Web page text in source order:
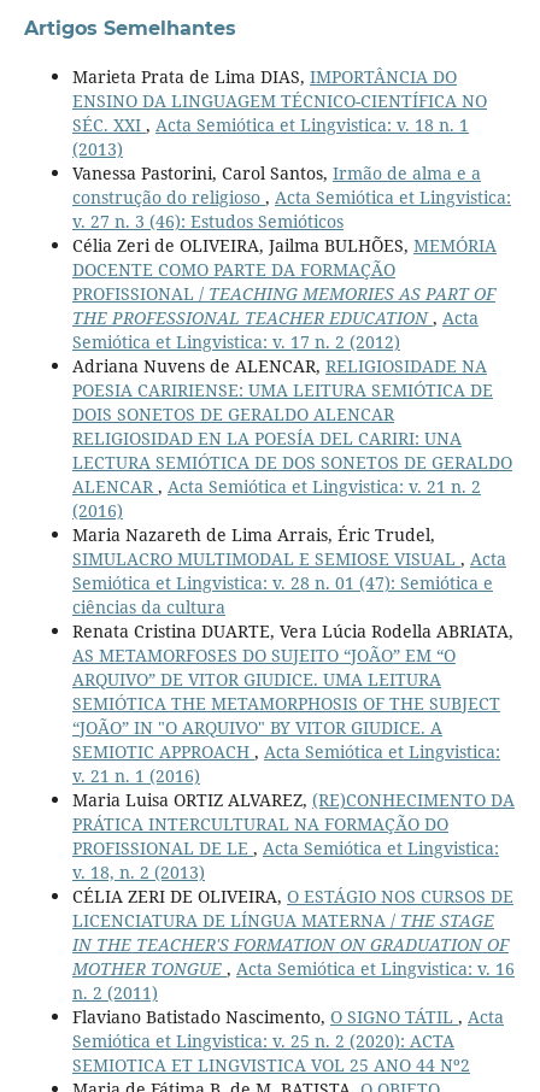
Artigos Semelhantes
Marieta Prata de Lima DIAS, IMPORTÂNCIA DO
ENSINO DA LINGUAGEM TÉCNICO-CIENTÍFICA NO
SÉC. XXI , Acta Semiótica et Lingvistica: v. 18 n. 1
(2013)
Vanessa Pastorini, Carol Santos, Irmão de alma e a
construção do religioso , Acta Semiótica et Lingvistica:
v. 27 n. 3 (46): Estudos Semióticos
Célia Zeri de OLIVEIRA, Jailma BULHÕES, MEMÓRIA
DOCENTE COMO PARTE DA FORMAÇÃO
PROFISSIONAL / TEACHING MEMORIES AS PART OF
THE PROFESSIONAL TEACHER EDUCATION , Acta
Semiótica et Lingvistica: v. 17 n. 2 (2012)
Adriana Nuvens de ALENCAR, RELIGIOSIDADE NA
POESIA CARIRIENSE: UMA LEITURA SEMIÓTICA DE
DOIS SONETOS DE GERALDO ALENCAR
RELIGIOSIDAD EN LA POESÍA DEL CARIRI: UNA
LECTURA SEMIÓTICA DE DOS SONETOS DE GERALDO
ALENCAR, Acta Semiótica et Lingvistica: v. 21 n. 2
(2016)
Maria Nazareth de Lima Arrais, Éric Trudel,
SIMULACRO MULTIMODAL E SEMIOSE VISUAL , Acta
Semiótica et Lingvistica: v. 28 n. 01 (47): Semiótica e
ciências da cultura
Renata Cristina DUARTE, Vera Lúcia Rodella ABRIATA,
AS METAMORFOSES DO SUJEITO “JOÃO” EM “O
ARQUIVO” DE VITOR GIUDICE. UMA LEITURA
SEMIÓTICA THE METAMORPHOSIS OF THE SUBJECT
“JOÃO” IN "O ARQUIVO" BY VITOR GIUDICE. A
SEMIOTIC APPROACH , Acta Semiótica et Lingvistica:
v. 21 n. 1 (2016)
Maria Luisa ORTIZ ALVAREZ, (RE)CONHECIMENTO DA
PRÁTICA INTERCULTURAL NA FORMAÇÃO DO
PROFISSIONAL DE LE , Acta Semiótica et Lingvistica:
v. 18, n. 2 (2013)
CÉLIA ZERI DE OLIVEIRA, O ESTÁGIO NOS CURSOS DE
LICENCIATURA DE LÍNGUA MATERNA / THE STAGE
IN THE TEACHER'S FORMATION ON GRADUATION OF
MOTHER TONGUE , Acta Semiótica et Lingvistica: v. 16
n. 2 (2011)
Flaviano Batistado Nascimento, O SIGNO TÁTIL , Acta
Semiótica et Lingvistica: v. 25 n. 2 (2020): ACTA
SEMIOTICA ET LINGVISTICA VOL 25 ANO 44 Nº2